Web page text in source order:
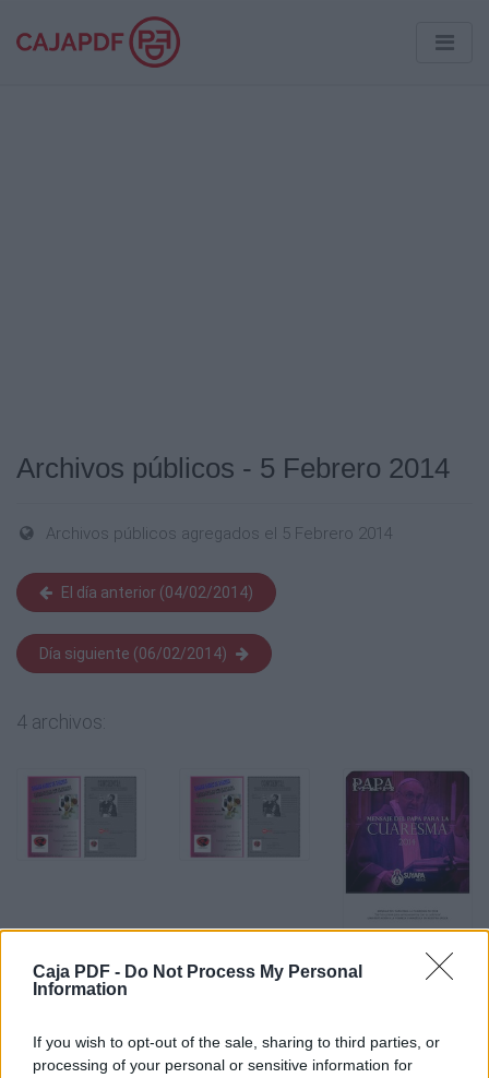
Caja PDF - Do Not Process My Personal
Information
If you wish to opt-out of the sale, sharing to third parties, or
processing of your personal or sensitive information for
Archivos públicos - 5 Febrero 2014
Archivos públicos agregados el 5 Febrero 2014
El día anterior (04/02/2014)
Día siguiente (06/02/2014)
4 archivos: